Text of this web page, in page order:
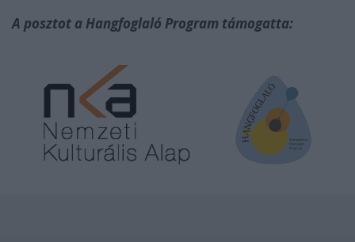
A posztot a Hangfoglaló Program támogatta: